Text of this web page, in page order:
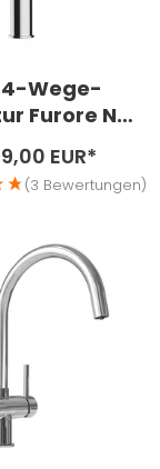
Wege-
Furore Neo
verchromt
EUR*
(3 Bewertungen)